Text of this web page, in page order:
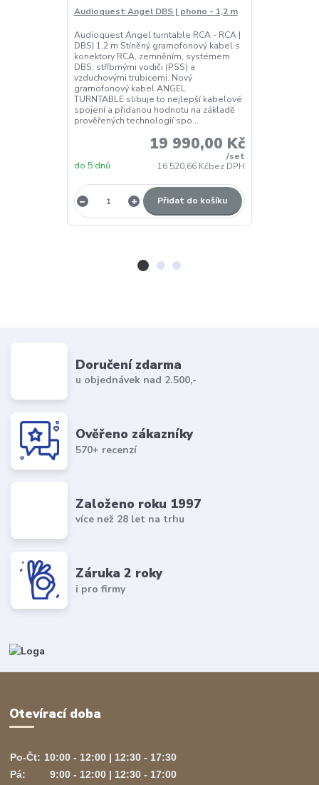
Audioquest Angel DBS | phono - 1,2 m
Audioquest Angel turntable RCA - RCA |
DBS| 1,2 m Stíněný gramofonový kabel s
konektory RCA, zemněním, systémem
DBS, stříbrnými vodiči (PSS) a
vzduchovými trubicemi. Nový
gramofonový kabel ANGEL
TURNTABLE slibuje to nejlepší kabelové
spojení a přidanou hodnotu na základě
prověřených technologií spo...
19 990,00 Kč
/set
16 520,66 Kčbez DPH
do 5 dnů
Přidat do košíku
Doručení zdarma
u objednávek nad 2.500,-
Ověřeno zákazníky
570+ recenzí
Založeno roku 1997
více než 28 let na trhu
Záruka 2 roky
i pro firmy
Otevírací doba
Po-Čt: 10:00 - 12:00 | 12:30 - 17:30
Pá:
9:00 - 12:00 | 12:30 - 17:00